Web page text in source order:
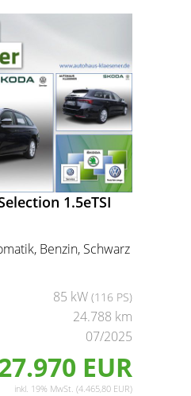
1.5eTSI
Benzin, Schwarz
85 kW (116 PS)
24.788 km
07/2025
EUR
inkl. 19% MwSt. (4.465,80 EUR)